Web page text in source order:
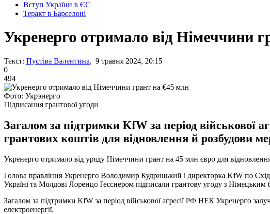
Вступ України в ЄС
Теракт в Барселоні
Укренерго отримало від Німеччини
Текст: Пустіва Валентина, 9 травня 2024, 20:15
0
494
Фото: Укрэнерго
Підписання грантової угоди
Загалом за підтримки KfW за період військової
грантових коштів для відновлення й розбудови
Укренерго отримало від уряду Німеччини грант на 45 млн євро для
Голова правління Укренерго Володимир Кудрицький і директорка KfW по
Україні та Молдові Лоренцо Ґесснером підписали грантову угоду з
Загалом за підтримки KfW за період військової агресії РФ НЕК Укренерго
електроенергії.